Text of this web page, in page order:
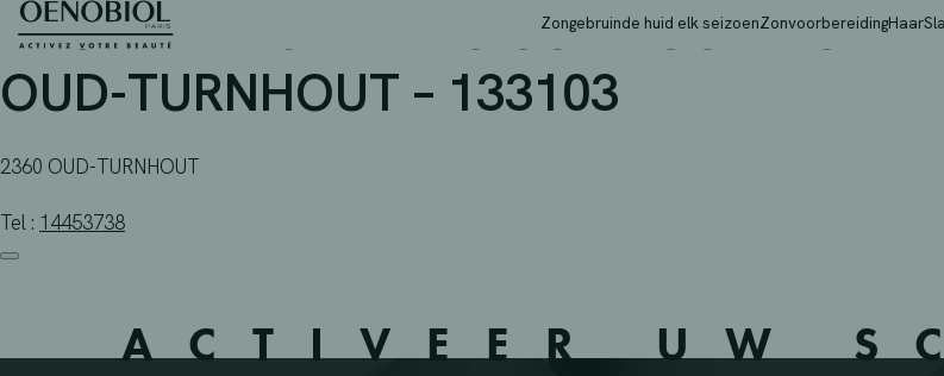
Skip
Zongebruinde huid elk seizoenZonvoorbereidingHaar
APOTHEEK SNEYERS-SOL – OUD-
OUD-TURNHOUT – 133103
2360 OUD-TURNHOUT
Tel : 14453738
ACTIVEER UW